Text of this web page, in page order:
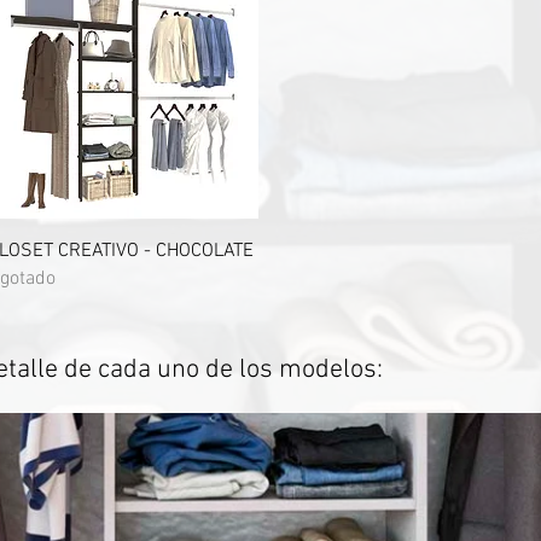
Vista rápida
CREATIVO - CHOCOLATE
de cada uno de los modelos: